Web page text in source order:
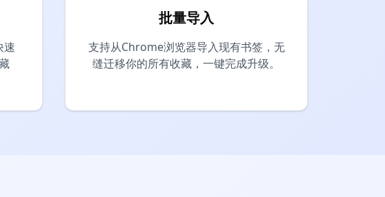
速
批量导入
支持从Chrome浏览器导入现有书签，无
缝迁移你的所有收藏，一键完成升级。